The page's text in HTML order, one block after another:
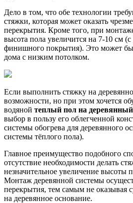
Дело в том, что обе технологии
стяжки, которая может оказать
перекрытия. Кроме того, при
высота пола увеличится на 7-10 см
финишного покрытия). Это может
дома с низким потолком.
Если выполнить стяжку на
возможности, но при этом хочется
водяной теплый пол на
выбор в пользу его облегченной
системы обогрева для деревянного
системы тёплого пола).
Главное преимущество подобного
отсутствие необходимости делать
незначительное увеличение высоты
Монтаж деревянной системы
перекрытия, тем самым не оказывая
на деревянное основание.